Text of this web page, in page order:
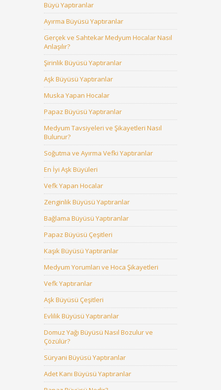
Büyü Yaptıranlar
Ayırma Büyüsü Yaptıranlar
Gerçek ve Sahtekar Medyum Hocalar Nasıl
Anlaşılır?
Şirinlik Büyüsü Yaptıranlar
Aşk Büyüsü Yaptıranlar
Muska Yapan Hocalar
Papaz Büyüsü Yaptıranlar
Medyum Tavsiyeleri ve Şikayetleri Nasıl
Bulunur?
Soğutma ve Ayırma Vefki Yaptıranlar
En İyi Aşk Büyüleri
Vefk Yapan Hocalar
Zenginlik Büyüsü Yaptıranlar
Bağlama Büyüsü Yaptıranlar
Papaz Büyüsü Çeşitleri
Kaşık Büyüsü Yaptıranlar
Medyum Yorumları ve Hoca Şikayetleri
Vefk Yaptıranlar
Aşk Büyüsü Çeşitleri
Evlilik Büyüsü Yaptıranlar
Domuz Yağı Büyüsü Nasıl Bozulur ve
Çözülür?
Süryani Büyüsü Yaptıranlar
Adet Kanı Büyüsü Yaptıranlar